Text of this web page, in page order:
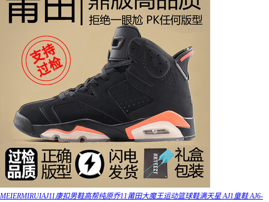
MEIERMIRUIAJ11康扣男鞋高帮纯原乔11莆田大魔王运动篮球鞋满天星 AJ1童鞋 AJ6-